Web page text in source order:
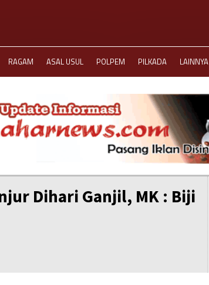
RAGAM ASAL USUL POLPEM PILKADA LAINNYA
Dihari Ganjil, MK : Biji